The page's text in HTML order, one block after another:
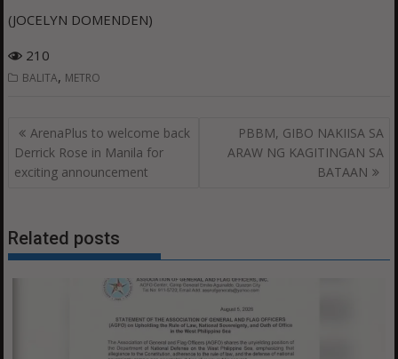
(JOCELYN DOMENDEN)
210
BALITA, METRO
Post
navigation
ArenaPlus to welcome back
Derrick Rose in Manila for
exciting announcement
PBBM, GIBO NAKIISA SA
ARAW NG KAGITINGAN SA
BATAAN
Related posts